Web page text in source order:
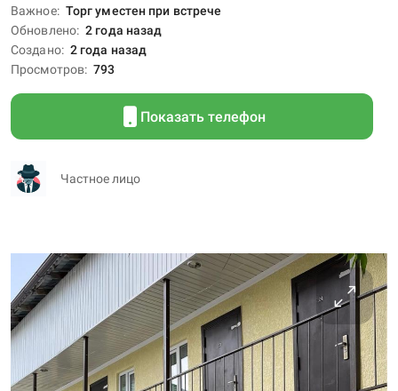
Важное
Торг уместен при встрече
Обновлено
2 года назад
Создано
2 года назад
Просмотров
793
Показать телефон
Частное лицо